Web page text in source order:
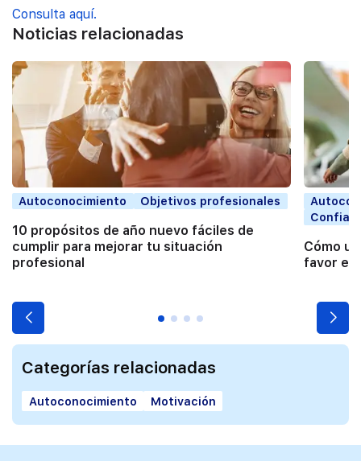
Consulta aquí.
Noticias relacionadas
Autoconocimiento Objetivos profesionales
10 propósitos de año nuevo fáciles de
cumplir para mejorar tu situación
profesional
Cómo
favor en
Categorías relacionadas
Autoconocimiento Motivación